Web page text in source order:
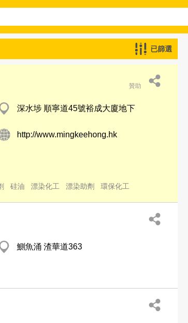
已篩選
贊助
深水埗 順寧道45號裕成大廈地下
http://www.mingkeehong.hk
硅油 漂染化工 漂染助劑 環保化工
鰂魚涌 渣華道363